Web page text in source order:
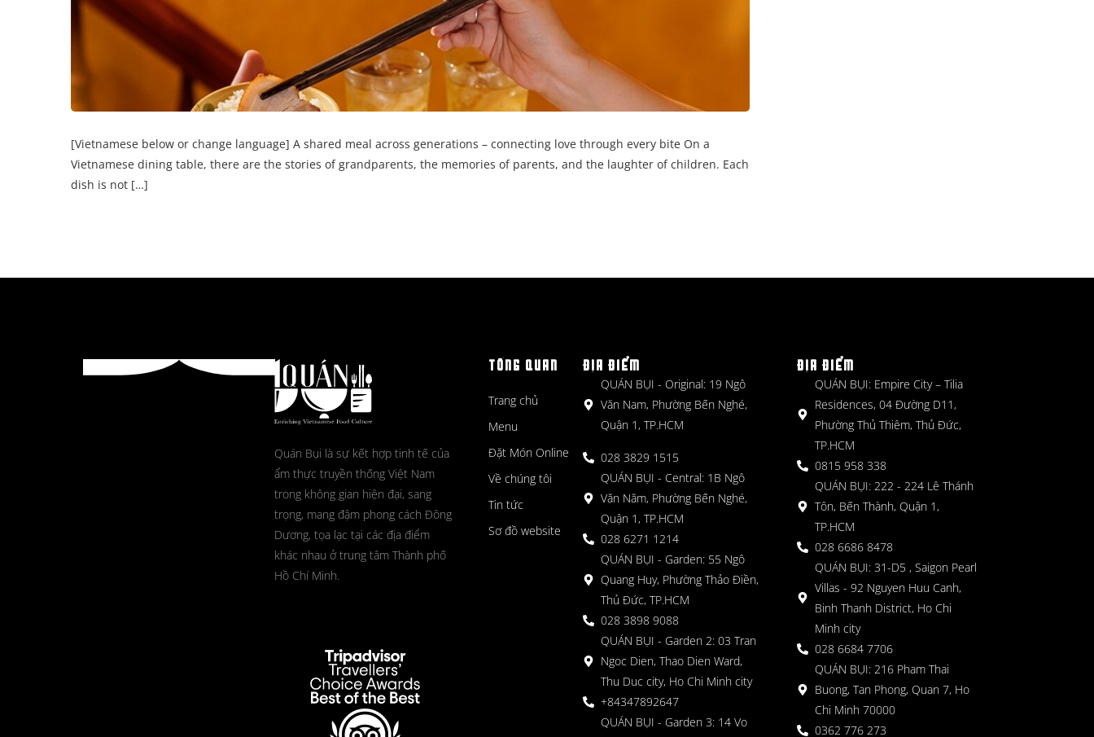
[Vietnamese below or change language] A shared meal across generations – connecting love through every bite On a
Vietnamese dining table, there are the stories of grandparents, the memories of parents, and the laughter of children. Each
dish is not […]
Quán Bụi là sự kết hợp tinh tế của
ẩm thực truyền thống Việt Nam
trong không gian hiện đại, sang
trọng, mang đậm phong cách Đông
Dương, tọa lạc tại các địa điểm
khác nhau ở trung tâm Thành phố
Hồ Chí Minh.
TỔNG QUAN
Trang chủ
Menu
Đặt Món Online
Về chúng tôi
Tin tức
Sơ đồ website
ĐỊA ĐIỂM
QUÁN BỤI - Original: 19 Ngô
Văn Nam, Phường Bến Nghé,
Quận 1, TP.HCM
028 3829 1515
QUÁN BỤI - Central: 1B Ngô
Văn Năm, Phường Bến Nghé,
Quận 1, TP.HCM
028 6271 1214
QUÁN BỤI - Garden: 55 Ngô
Quang Huy, Phường Thảo Điền,
Thủ Đức, TP.HCM
028 3898 9088
QUÁN BỤI - Garden 2: 03 Tran
Ngoc Dien, Thao Dien Ward,
Thu Duc city, Ho Chi Minh city
+84347892647
QUÁN BỤI - Garden 3: 14 Vo
ĐỊA ĐIỂM
QUÁN BỤI: Empire City – Tilia
Residences, 04 Đường D11,
Phường Thủ Thiêm, Thủ Đức,
TP.HCM
0815 958 338
QUÁN BỤI: 222 - 224 Lê Thánh
Tôn, Bến Thành, Quận 1,
TP.HCM
028 6686 8478
QUÁN BỤI: 31-D5 , Saigon Pearl
Villas - 92 Nguyen Huu Canh,
Binh Thanh District, Ho Chi
Minh city
028 6684 7706
QUÁN BỤI: 216 Pham Thai
Buong, Tan Phong, Quan 7, Ho
Chi Minh 70000
0362 776 273